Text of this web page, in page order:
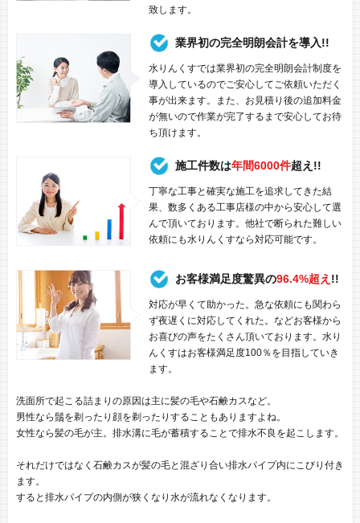
致します。
業界初の完全明朗会計を導入!!
水りんくすでは業界初の完全明朗会計制度を
導入しているのでご安心してご依頼いただく
事が出来ます。また、お見積り後の追加料金
が無いので作業が完了するまで安心してお待
ち頂けます。
施工件数は年間6000件超え!!
丁寧な工事と確実な施工を追求してきた結
果、数多くある工事店様の中から安心して選
んで頂いております。他社で断られた難しい
依頼にも水りんくすなら対応可能です。
お客様満足度驚異の96.4%超え !!
対応が早くて助かった。急な依頼にも関わら
ず夜遅くに対応してくれた。などお客様から
お喜びの声をたくさん頂いております。水り
んくすはお客様満足度100％を目指していき
ます。
洗面所で起こる詰まりの原因は主に髪の毛や石鹸カスなど。
男性なら鬚を剃ったり顔を剃ったりすることもありますよね。
女性なら髪の毛が主。排水溝に毛が蓄積することで排水不良を起こします。
それだけではなく石鹸カスが髪の毛と混ざり合い排水パイプ内にこびり付き
ます。
すると排水パイプの内側が狭くなり水が流れなくなります。